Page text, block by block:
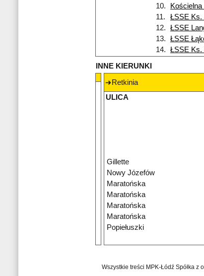
10.
Kościelna
11.
ŁSSE Ks.
12.
ŁSSE
13.
ŁSSE
14.
ŁSSE Ks.
INNE KIERUNKI
Retkinia
ULICA
Gillette
Nowy Józefów
Maratońska
Maratońska
Maratońska
Maratońska
Popiełuszki
Wszystkie treści MPK-Łódź Spółka